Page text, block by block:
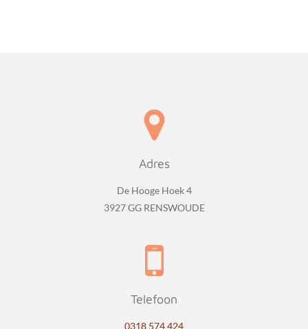
Adres
De Hooge Hoek 4
3927 GG RENSWOUDE
Telefoon
0318 574 424